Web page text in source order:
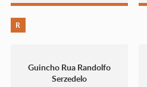
R
Guincho Rua Randolfo
Serzedelo